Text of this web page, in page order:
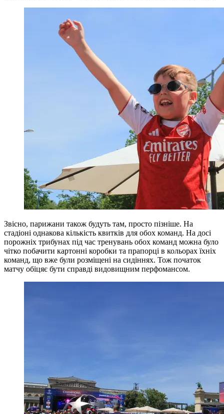
Звісно, ​​парижани також будуть там, просто пізніше. На
стадіоні однакова кількість квитків для обох команд. На досі
порожніх трибунах під час тренувань обох команд можна було
чітко побачити картонні коробки та прапорці в кольорах їхніх
команд, що вже були розміщені на сидіннях. Тож початок
матчу обіцяє бути справді видовищним перфомансом.